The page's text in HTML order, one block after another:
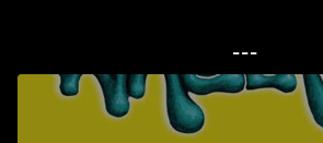
---